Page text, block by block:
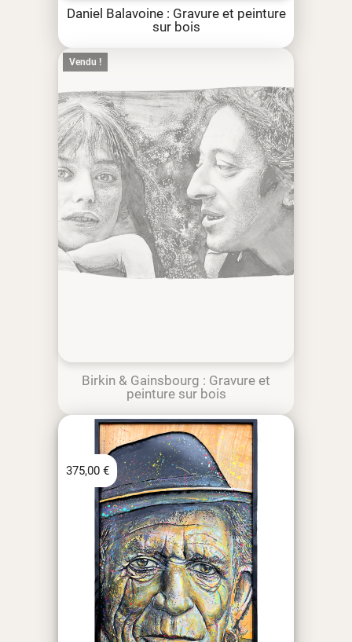
Daniel Balavoine : Gravure et peinture
sur bois
Vendu !
Birkin & Gainsbourg : Gravure et
peinture sur bois
375,00 €